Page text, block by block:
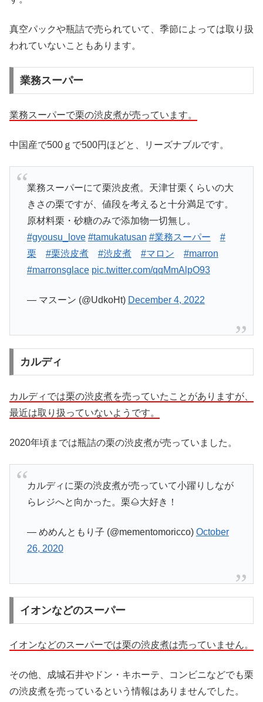
真空パックや瓶詰で売られていて、季節によっては取り扱
われていないこともあります。
業務スーパー
業務スーパーで栗の渋皮煮が売っています。
中国産で500ｇで500円ほどと、リーズナブルです。
業務スーパーにて栗渋皮煮。天津甘栗くらいの大
きさの栗ですが、値段を考えると十分満足です。
原材料栗・砂糖のみで添加物一切無し。
#gyousu_love #tamukatusan #業務スーパー
#
栗
#栗渋皮煮 #渋皮煮 #マロン
#marron
#marronsglace pic.twitter.com/qqMmAlpO93
— マスーン (@UdkoHt) December 4, 2022
カルディ
カルディでは栗の渋皮煮を売っていたことがありますが、
最近は取り扱っていないようです。
2020年頃までは瓶詰の栗の渋皮煮が売っていました。
カルディに栗の渋皮煮が売っていて小躍りしなが
らレジへと向かった。栗🌰大好き！
— めめんともり子 (@mementomoricco) October
26, 2020
イオンなどのスーパー
イオンなどのスーパーでは栗の渋皮煮は売っていません。
その他、成城石井やドン・キホーテ、コンビニなどでも栗
の渋皮煮を売っているという情報はありませんでした。